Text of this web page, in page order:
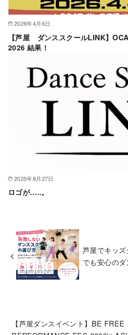
2026年4月6日
【芦屋 ダンススクールLINK】
2026 結果！
2025年8月27日
ロゴが…..。
芦屋でキッ
でも安心の
【芦屋ダンスイベント】BE FREE